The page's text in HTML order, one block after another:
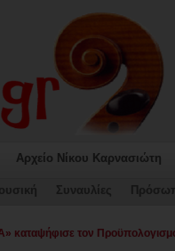
Αρχείο Νίκου Καρνασιώτη
Συναυλίες
τον Προϋπολογισμό